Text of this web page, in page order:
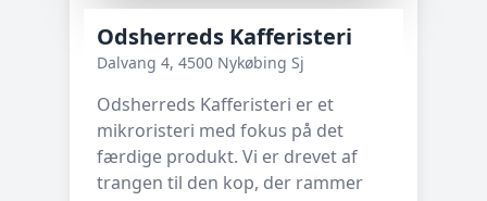
Odsherreds Kafferisteri
Dalvang 4, 4500 Nykøbing Sj
Odsherreds Kafferisteri er et
mikroristeri med fokus på det
færdige produkt. Vi er drevet af
trangen til den kop, der rammer